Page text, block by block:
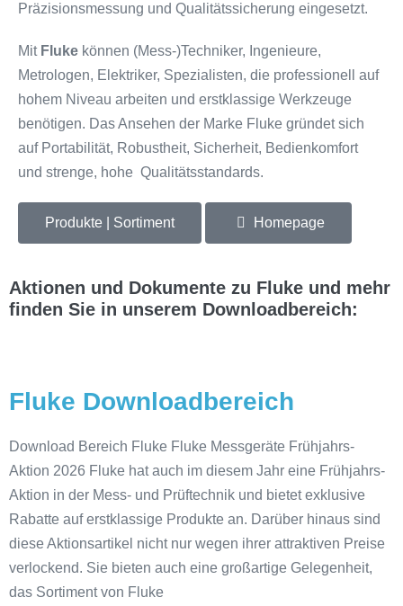
Präzisionsmessung und Qualitätssicherung eingesetzt.
Mit Fluke können (Mess-)Techniker, Ingenieure,
Metrologen, Elektriker, Spezialisten, die professionell auf
hohem Niveau arbeiten und erstklassige Werkzeuge
benötigen. Das Ansehen der Marke Fluke gründet sich
auf Portabilität, Robustheit, Sicherheit, Bedienkomfort
und strenge, hohe Qualitätsstandards.
Produkte | Sortiment Homepage
Aktionen und Dokumente zu Fluke und mehr
finden Sie in unserem Downloadbereich:
Fluke Downloadbereich
Download Bereich Fluke Fluke Messgeräte Frühjahrs-
Aktion 2026 Fluke hat auch im diesem Jahr eine Frühjahrs-
Aktion in der Mess- und Prüftechnik und bietet exklusive
Rabatte auf erstklassige Produkte an. Darüber hinaus sind
diese Aktionsartikel nicht nur wegen ihrer attraktiven Preise
verlockend. Sie bieten auch eine großartige Gelegenheit,
das Sortiment von Fluke